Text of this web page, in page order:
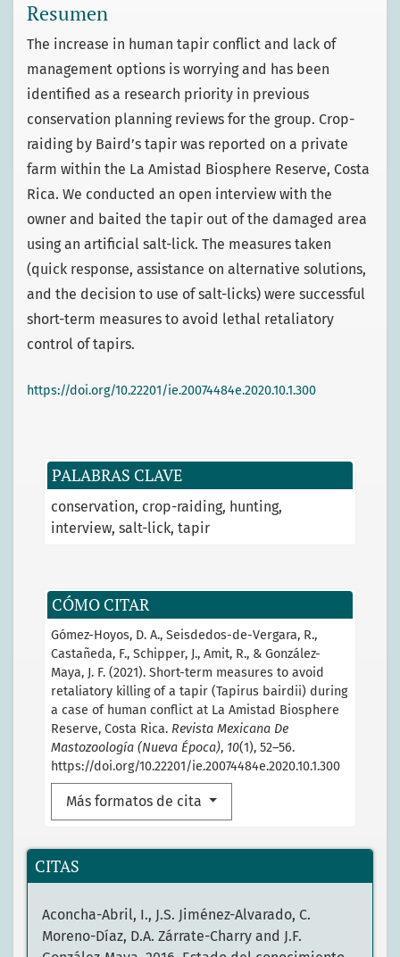
PALABRAS CLAVE
conservation crop-raiding hunting
interview salt-lick tapir
CÓMO CITAR
Gómez-Hoyos, D. A., Seisdedos-de-Vergara, R.,
Castañeda, F., Schipper, J., Amit, R., & González-
Maya, J. F. (2021). Short-term measures to avoid
retaliatory killing of a tapir (Tapirus bairdii) during
a case of human conflict at La Amistad Biosphere
Reserve, Costa Rica. Revista Mexicana De
Mastozoología (Nueva Época), 10(1), 52–56.
https://doi.org/10.22201/ie.20074484e.2020.10.1.300
Más formatos de cita
Resumen
The increase in human tapir conflict and lack of
management options is worrying and has been
identified as a research priority in previous
conservation planning reviews for the group. Crop-
raiding by Baird’s tapir was reported on a private
farm within the La Amistad Biosphere Reserve, Costa
Rica. We conducted an open interview with the
owner and baited the tapir out of the damaged area
using an artificial salt-lick. The measures taken
(quick response, assistance on alternative solutions,
and the decision to use of salt-licks) were successful
short-term measures to avoid lethal retaliatory
control of tapirs.
https://doi.org/10.22201/ie.20074484e.2020.10.1.300
CITAS
Aconcha-Abril, I., J.S. Jiménez-Alvarado, C.
Moreno-Díaz, D.A. Zárrate-Charry and J.F.